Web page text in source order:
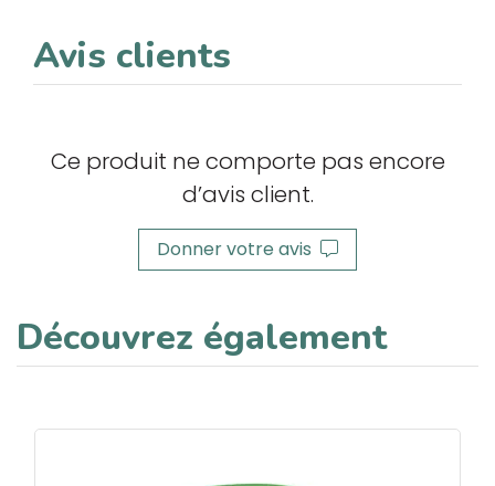
Avis clients
Ce produit ne comporte pas encore
d’avis client.
Donner votre avis
Découvrez également